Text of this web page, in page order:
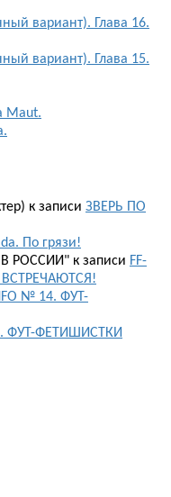
вариант). Глава 16.
вариант). Глава 15.
к записи ЗВЕРЬ ПО
По грязи!
В РОССИИ" к записи FF-
№ 14. ФУТ-
ФУТ-ФЕТИШИСТКИ